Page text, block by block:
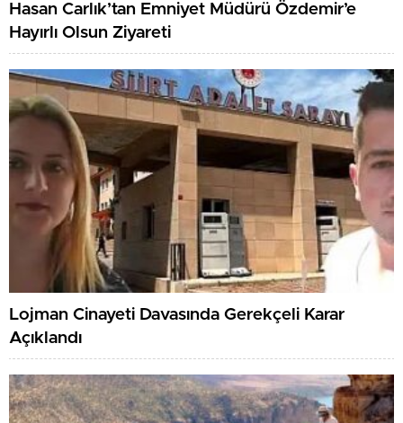
Hasan Carlık’tan Emniyet Müdürü Özdemir’e
Hayırlı Olsun Ziyareti
Lojman Cinayeti Davasında Gerekçeli Karar
Açıklandı